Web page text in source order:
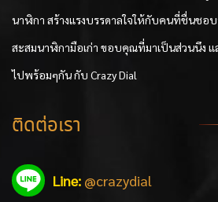
นาฬิกา สร้างแรงบรรดาลใจให้กับคนที่ชื่นชอ
สะสมนาฬิกามือเก่า ขอบคุณที่มาเป็นส่วนนึง
ไปพร้อมๆกัน กับ Crazy Dial
ติดต่อเรา
Line: @crazydial